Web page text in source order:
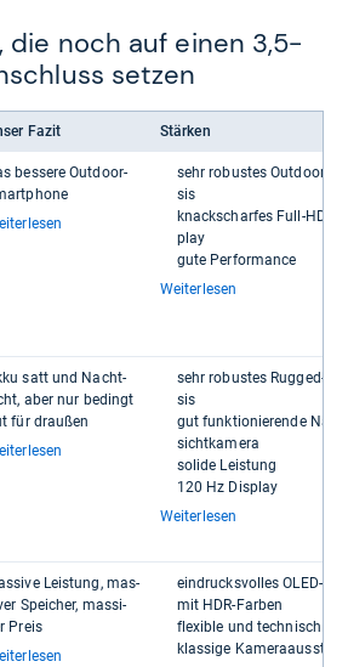
die noch auf einen 3,5-
setzen
Fazit Stärken
bes­sere Out­door-​
sehr robus­tes Out­door-​​
sis
knack­schar­fes Full-​​HD-​​
play
gute Per­for­mance
Weiterlesen
satt und Nacht­
aber nur bedingt
für drau­ßen
sehr robus­tes Rug­ged-​​
sis
gut funk­tio­nie­rende
sicht­ka­mera
solide Leis­tung
120 Hz Dis­play
Weiterlesen
Leis­tung, mas­
Spei­cher, mas­si­
Preis
ein­drucks­vol­les OLED-​​
mit HDR-​​Far­ben
fle­xi­ble und tech­nisch
klas­sige